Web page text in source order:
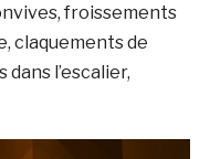
froissements
claquements de
l’escalier,